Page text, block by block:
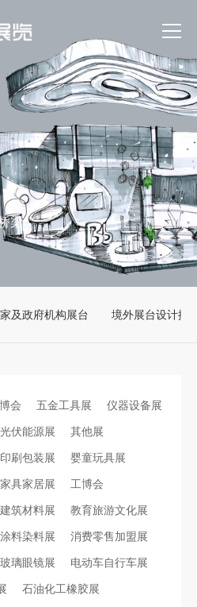
梁
及政府机构展台 境外展台设计搭
会 五金工具展 仪器设备展
光伏能源展 其他展
印刷包装展 婴童玩具展
家具家居展 工博会
建筑材料展 教育旅游文化展
涂料染料展 消费零售加盟展
玻璃眼镜展 电动车自行车展
石油化工橡胶展